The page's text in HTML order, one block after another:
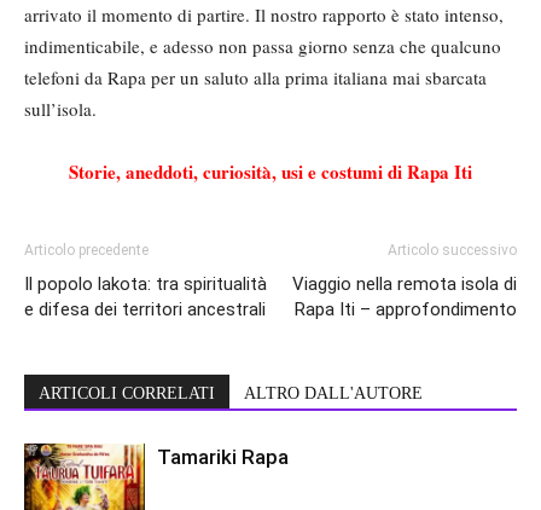
arrivato il momento di partire. Il nostro rapporto è stato intenso,
indimenticabile, e adesso non passa giorno senza che qualcuno
telefoni da Rapa per un saluto alla prima italiana mai sbarcata
sull’isola.
Storie, aneddoti, curiosità, usi e costumi di Rapa Iti
Articolo precedente
Il popolo lakota: tra spiritualità
e difesa dei territori ancestrali
Articolo successivo
Viaggio nella remota isola di
Rapa Iti – approfondimento
ARTICOLI CORRELATI ALTRO DALL'AUTORE
Tamariki Rapa